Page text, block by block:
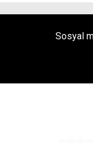
Sosyal